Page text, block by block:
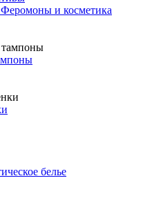
Феромоны и косметика
белье